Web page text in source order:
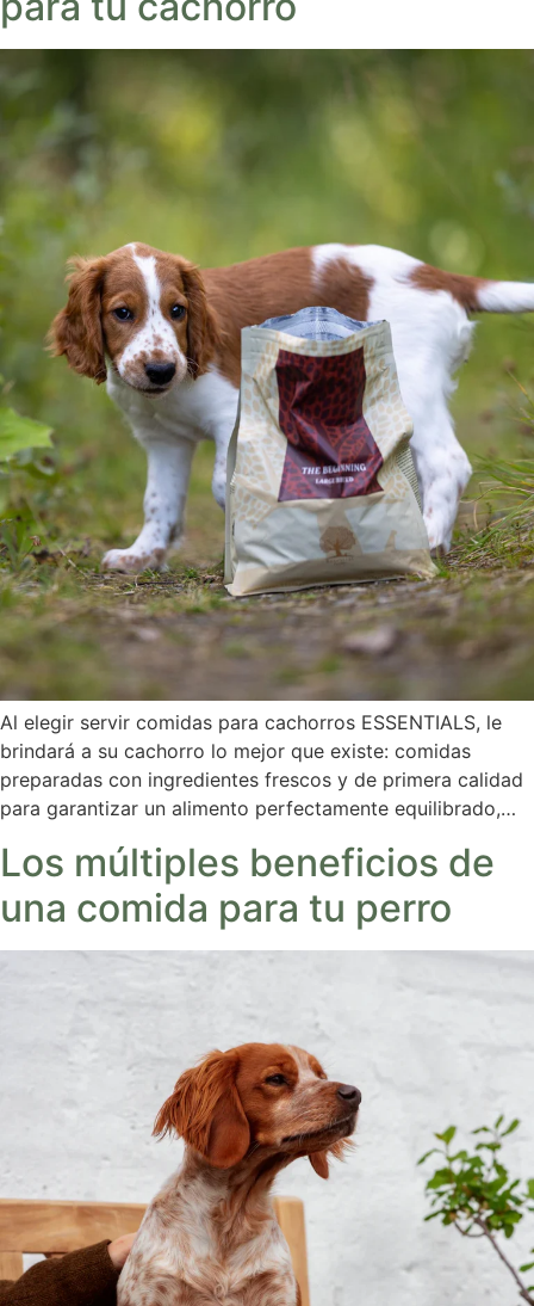
Al elegir servir comidas para cachorros ESSENTIALS, le
brindará a su cachorro lo mejor que existe: comidas
preparadas con ingredientes frescos y de primera calidad
para garantizar un alimento perfectamente equilibrado,…
Los múltiples beneficios de
una comida para tu perro